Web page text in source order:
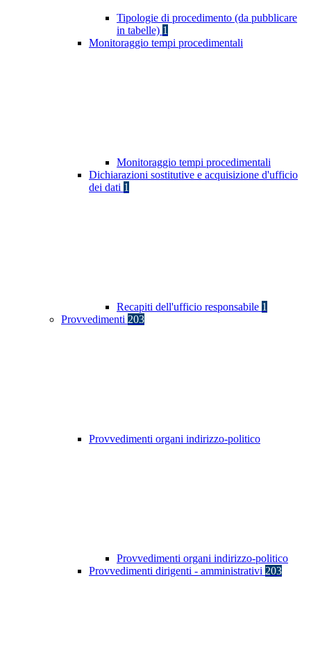
Tipologie di procedimento (da pubblicare
in tabelle) 1
Monitoraggio tempi procedimentali
Monitoraggio tempi procedimentali
Dichiarazioni sostitutive e acquisizione d'ufficio
dei dati 1
Recapiti dell'ufficio responsabile 1
Provvedimenti 203
Provvedimenti organi indirizzo-politico
Provvedimenti organi indirizzo-politico
Provvedimenti dirigenti - amministrativi 203